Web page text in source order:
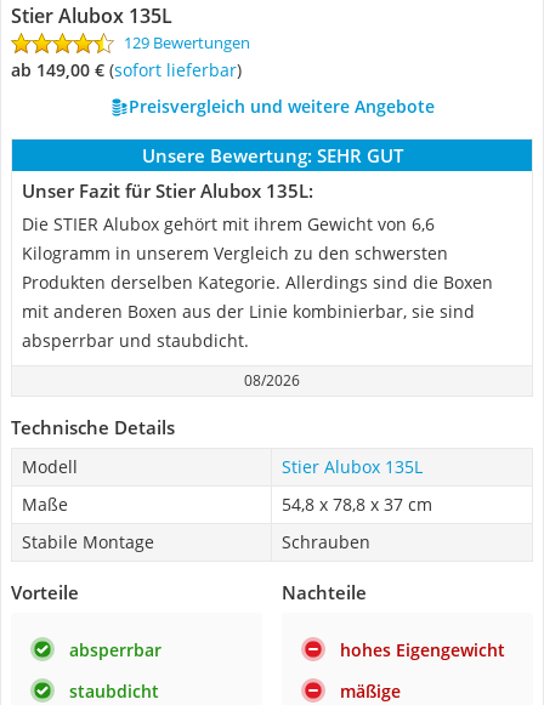
Stier Alubox 135L
129 Bewertungen
ab 149,00 € ( Sofort lieferbar)
Preisvergleich und weitere Angebote
Unsere Bewertung: SEHR GUT
Unser Fazit für Stier Alubox 135L:
Die STIER Alubox gehört mit ihrem Gewicht von 6,6
Kilogramm in unserem Vergleich zu den schwersten
Produkten derselben Kategorie. Allerdings sind die Boxen
mit anderen Boxen aus der Linie kombinierbar, sie sind
absperrbar und staubdicht.
08/2026
Technische Details
Modell
Stier Alubox 135L
Maße
54,8 x 78,8 x 37 cm
Stabile Montage
Schrauben
Vorteile
absperrbar
staubdicht
Nachteile
hohes Eigengewicht
mäßige